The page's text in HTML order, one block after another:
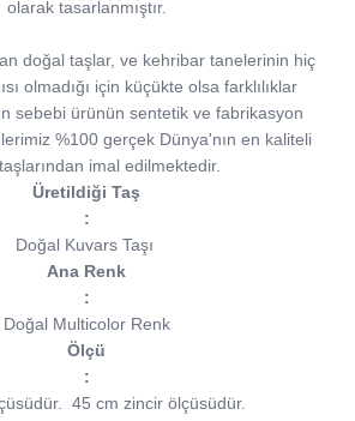
olarak tasarlanmıştır.
doğal taşlar, ve kehribar tanelerinin hiç
olmadığı için küçükte olsa farklılıklar
sebebi ürünün sentetik ve fabrikasyon
%100 gerçek Dünya'nın en kaliteli
imal edilmektedir.
Üretildiği Taş
:
Doğal Kuvars Taşı
Ana Renk
:
Doğal Multicolor Renk
Ölçü
:
45 cm zincir ölçüsüdür.